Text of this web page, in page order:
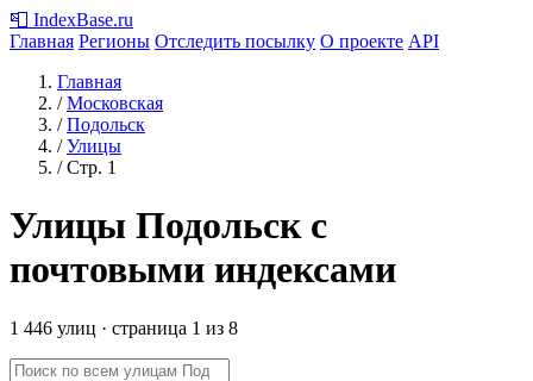
📮 IndexBase.ru
Главная Регионы Отследить посылку О проекте API
Главная
/ Московская
/ Подольск
/ Улицы
/ Стр. 1
Улицы Подольск с
почтовыми индексами
1 446 улиц · страница 1 из 8